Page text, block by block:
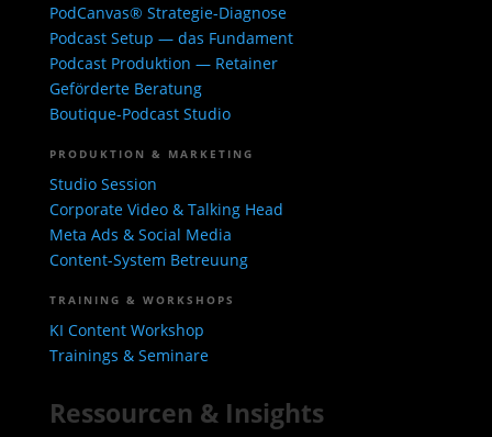
PodCanvas® Strategie-Diagnose
Podcast Setup — das Fundament
Podcast Produktion — Retainer
Geförderte Beratung
Boutique-Podcast Studio
PRODUKTION & MARKETING
Studio Session
Corporate Video & Talking Head
Meta Ads & Social Media
Content-System Betreuung
TRAINING & WORKSHOPS
KI Content Workshop
Trainings & Seminare
Ressourcen & Insights